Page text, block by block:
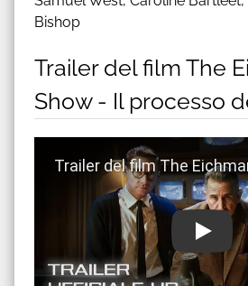
Bishop
Trailer del film The
Show - Il processo
Guarda trailer del film The